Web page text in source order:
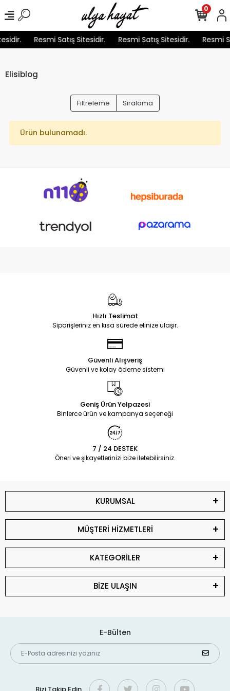
Resmi Satış Sitesidir. Resmi Satış Sitesidir. Resmi
0
Elisiblog
Filtreleme Sıralama
Ürün bulunamadı.
Hızlı Teslimat
Siparişleriniz en kısa sürede elinize ulaşır.
Güvenli Alışveriş
Güvenli ve kolay ödeme sistemi
Geniş Ürün Yelpazesi
Binlerce ürün ve kampanya seçeneği
7 / 24 DESTEK
Öneri ve şikayetlerinizi bize iletebilirsiniz.
KURUMSAL
MÜŞTERİ HİZMETLERİ
KATEGORİLER
BİZE ULAŞIN
E-Bülten